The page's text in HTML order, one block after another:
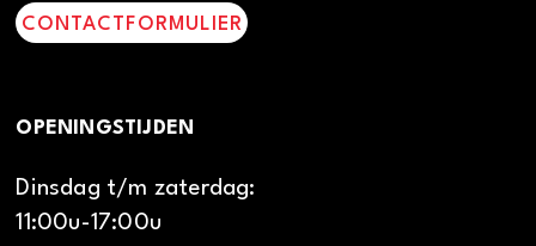
CONTACTFORMULIER
OPENINGSTIJDEN
Dinsdag t/m zaterdag:
11:00u-17:00u